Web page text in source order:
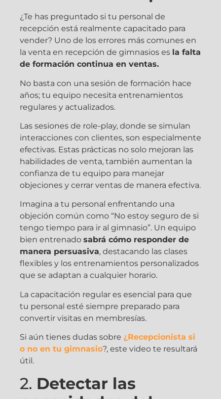
¿Te has preguntado si tu personal de
recepción está realmente capacitado para
vender? Uno de los errores más comunes en
la venta en recepción de gimnasios es la falta
de formación continua en ventas.
No basta con una sesión de formación hace
años; tu equipo necesita entrenamientos
regulares y actualizados.
Las sesiones de role-play, donde se simulan
interacciones con clientes, son especialmente
efectivas. Estas prácticas no solo mejoran las
habilidades de venta, también aumentan la
confianza de tu equipo para manejar
objeciones y cerrar ventas de manera efectiva.
Imagina a tu personal enfrentando una
objeción común como “No estoy seguro de si
tengo tiempo para ir al gimnasio”. Un equipo
bien entrenado sabrá cómo responder de
manera persuasiva, destacando las clases
flexibles y los entrenamientos personalizados
que se adaptan a cualquier horario.
La capacitación regular es esencial para que
tu personal esté siempre preparado para
convertir visitas en membresías.
Si aún tienes dudas sobre ¿Recepcionista si
o no en tu gimnasio?, este video te resultará
útil.
2. Detectar las